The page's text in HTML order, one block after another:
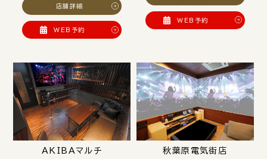
店舗詳細
WEB予約
WEB予約
AKIBAマルチ
秋葉原電気街店